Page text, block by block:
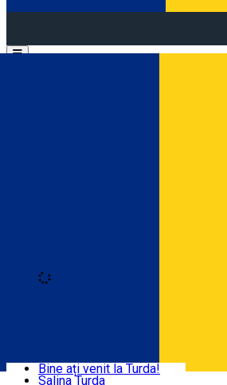
Open main menu
Activități și experiențe
Bine ați venit la Turda!
Salina Turda